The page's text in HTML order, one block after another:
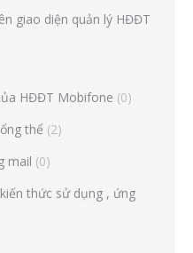
giao diện quản lý HĐĐT
HĐĐT Mobifone (0)
thể (2)
mail (0)
thức sử dụng , ứng